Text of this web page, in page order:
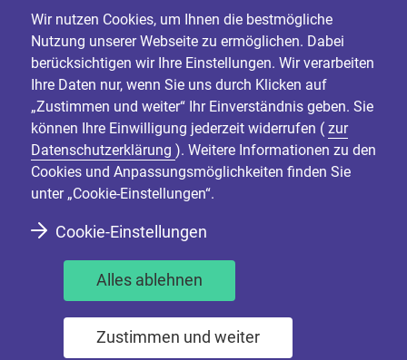
Wir nutzen Cookies, um Ihnen die bestmögliche
Nutzung unserer Webseite zu ermöglichen. Dabei
berücksichtigen wir Ihre Einstellungen. Wir verarbeiten
Ihre Daten nur, wenn Sie uns durch Klicken auf
„Zustimmen und weiter“ Ihr Einverständnis geben. Sie
können Ihre Einwilligung jederzeit widerrufen ( zur
Datenschutzerklärung ). Weitere Informationen zu den
Cookies und Anpassungsmöglichkeiten finden Sie
unter „Cookie-Einstellungen“.
Cookie-Einstellungen
Alles ablehnen
Zustimmen und weiter